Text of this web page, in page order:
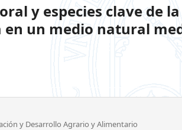
y especies clave de
en un medio natural
y Desarrollo Agrario y Alimentario